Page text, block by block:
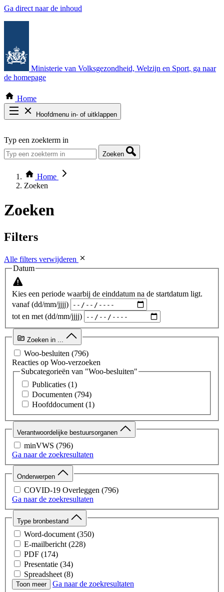
Ga direct naar de inhoud
Ministerie van Volksgezondheid, Welzijn en Sport, ga naar
de homepage
Home
Hoofdmenu in- of uitklappen
Thema COVID-19
Bekijk per bestuursorgaan
Typ een zoekterm in
Zoeken
Home
Zoeken
Zoeken
Filters
Alle filters verwijderen
Datum
Kies een periode waarbij de einddatum na de startdatum ligt.
vanaf (dd/mm/jjjj)
tot en met (dd/mm/jjjj)
Zoeken in ...
Woo-besluiten (796)
Reacties op Woo-verzoeken
Subcategorieën van "Woo-besluiten"
Publicaties (1)
Documenten (794)
Hoofddocument (1)
Verantwoordelijke bestuursorganen
minVWS (796)
Ga naar de zoekresultaten
Onderwerpen
COVID-19 Overleggen (796)
Ga naar de zoekresultaten
Type bronbestand
Word-document (350)
E-mailbericht (228)
PDF (174)
Presentatie (34)
Spreadsheet (8)
XML (1)
Toon meer Ga naar de zoekresultaten